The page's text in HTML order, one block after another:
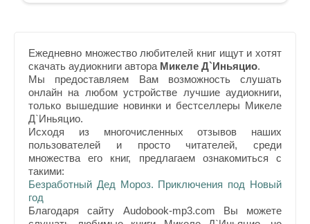
Ежедневно множество любителей книг ищут и хотят
скачать аудиокниги автора Микеле Д`Иньяцио.
Мы предоставляем Вам возможность слушать
онлайн на любом устройстве лучшие аудиокниги,
только вышедшие новинки и бестселлеры Микеле
Д`Иньяцио.
Исходя из многочисленных отзывов наших
пользователей и просто читателей, среди
множества его книг, предлагаем ознакомиться с
такими:
Безработный Дед Мороз. Приключения под Новый
год
Благодаря сайту Audobook-mp3.com Вы можете